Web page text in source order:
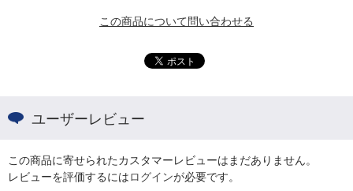
この商品について問い合わせる
ユーザーレビュー
この商品に寄せられたカスタマーレビューはまだありません。
レビューを評価するにはログインが必要です。